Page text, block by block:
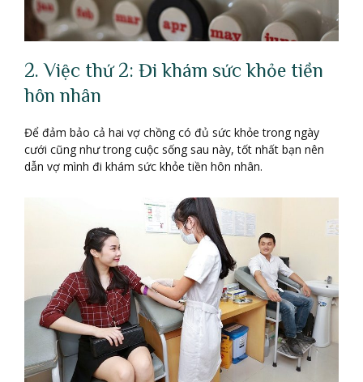
2. Việc thứ 2: Đi khám sức khỏe tiền
hôn nhân
Để đảm bảo cả hai vợ chồng có đủ sức khỏe trong ngày
cưới cũng như trong cuộc sống sau này, tốt nhất bạn nên
dẫn vợ mình đi khám sức khỏe tiền hôn nhân.